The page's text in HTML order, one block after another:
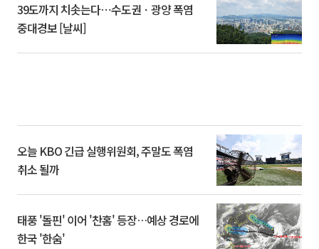
39도까지 치솟는다⋯수도권ㆍ광양 폭염
중대경보 [날씨]
오늘 KBO 긴급 실행위원회, 주말도 폭염
취소 될까
태풍 '돌핀' 이어 '찬홈' 등장…예상 경로에
한국 '한숨'